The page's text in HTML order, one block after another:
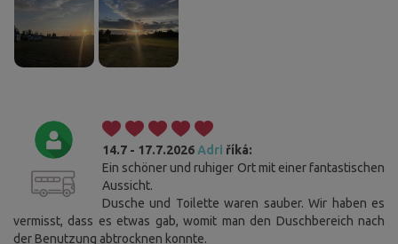
14.7 - 17.7.2026Adri říká:
Ein schöner und ruhiger Ort mit einer fantastischen
Aussicht.
Dusche und Toilette waren sauber. Wir haben es
vermisst, dass es etwas gab, womit man den Duschbereich nach
der Benutzung abtrocknen konnte.